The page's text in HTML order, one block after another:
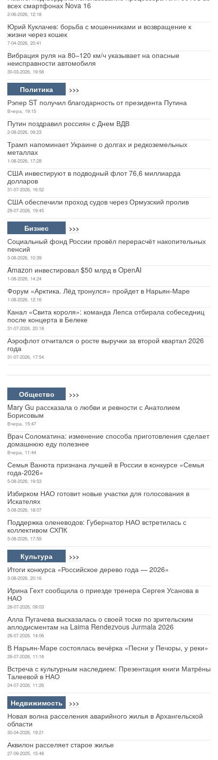
всех смартфонах Nova 16
2-06-2026, 12:18
Юрий Куклачев: борьба с мошенниками и возвращение к
жизни через кошек
7-04-2026, 20:41
Вибрация руля на 80–120 км/ч указывает на опасные
неисправности автомобиля
30-03-2026, 19:58
Политика >>>
Рэпер ST получил благодарность от президента Путина
Вчера, 19:15
Путин поздравил россиян с Днем ВДВ
2-08-2026, 09:23
Трамп напоминает Украине о долгах и редкоземельных
металлах
1-08-2026, 17:28
США инвестируют в подводный флот 76,6 миллиарда
долларов
31-07-2026, 16:52
США обеспечили проход судов через Ормузский пролив
29-07-2026, 19:45
Бизнес >>>
Социальный фонд России провёл перерасчёт накопительных
пенсий
3-08-2026, 10:39
Amazon инвестировал $50 млрд в OpenAI
1-08-2026, 14:24
Форум «Арктика. Лёд тронулся» пройдет в Нарьян-Маре
1-08-2026, 12:16
Канал «Свита короля»: команда Лепса отбирала собеседниц
после концерта в Белеке
31-07-2026, 20:18
Аэрофлот отчитался о росте выручки за второй квартал 2026
года
31-07-2026, 17:54
Общество >>>
Mary Gu рассказала о любви и ревности с Анатолием
Борисовым
Вчера, 15:47
Врач Соломатина: изменение способа приготовления сделает
домашнюю еду полезнее
Вчера, 11:44
Семья Ванюта признана лучшей в России в конкурсе «Семья
года-2026»
5-08-2026, 19:53
Избирком НАО готовит новые участки для голосования в
Искателях
5-08-2026, 18:07
Поддержка оленеводов: Губернатор НАО встретилась с
коллективом СХПК
5-08-2026, 17:59
Культура >>>
Итоги конкурса «Российское дерево года — 2026»
3-08-2026, 20:16
Ирина Гехт сообщила о приезде тренера Сергея Усанова в
НАО
28-07-2026, 09:03
Алла Пугачева высказалась о своей тоске по зрительским
аплодисментам на Laima Rendezvous Jurmala 2026
26-07-2026, 14:06
В Нарьян-Маре состоялась вечёрка «Песни у Печоры, у реки»
26-07-2026, 11:16
Встреча с культурным наследием: Презентация книги Матрёны
Талеевой в НАО
24-07-2026, 11:26
Недвижимость >>>
Новая волна расселения аварийного жилья в Архангельской
области
30-04-2026, 19:21
Аквилон расселяет старое жилье
27-09-2025, 15:48